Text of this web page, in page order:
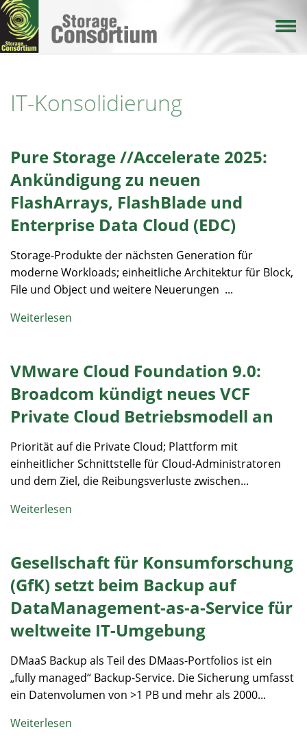
Direkt
zum
Inhalt
IT-Konsolidierung
Pure Storage //Accelerate 2025:
Ankündigung zu neuen
FlashArrays, FlashBlade und
Enterprise Data Cloud (EDC)
Storage-Produkte der nächsten Generation für
moderne Workloads; einheitliche Architektur für Block,
File und Object und weitere Neuerungen ...
Weiterlesen
VMware Cloud Foundation 9.0:
Broadcom kündigt neues VCF
Private Cloud Betriebsmodell an
Priorität auf die Private Cloud; Plattform mit
einheitlicher Schnittstelle für Cloud-Administratoren
und dem Ziel, die Reibungsverluste zwischen...
Weiterlesen
Gesellschaft für Konsumforschung
(GfK) setzt beim Backup auf
DataManagement-as-a-Service für
weltweite IT-Umgebung
DMaaS Backup als Teil des DMaas-Portfolios ist ein
„fully managed“ Backup-Service. Die Sicherung umfasst
ein Datenvolumen von >1 PB und mehr als 2000...
Weiterlesen